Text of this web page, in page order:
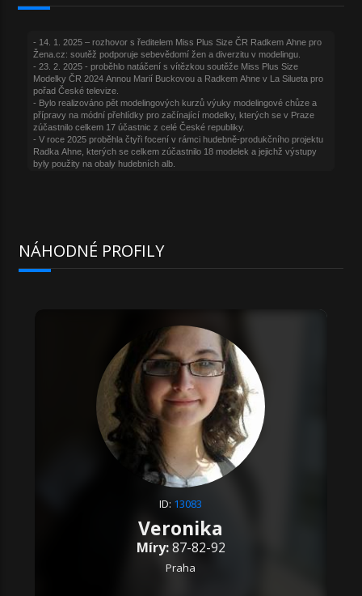
NÁHODNÉ PROFILY
ID: 13083
Veronika
Míry:87-82-92
Praha